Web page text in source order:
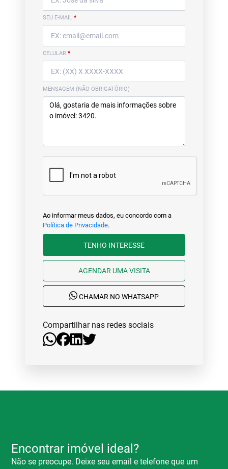
SEU E-MAIL *
CELULAR *
MENSAGEM (NÃO OBRIGATÓRIO)
Ao informar meus dados, eu concordo com a
Política de Privacidade.
TENHO INTERESSE
AGENDAR UMA VISITA
CHAMAR NO WHATSAPP
Compartilhar nas redes sociais
Encontrar imóvel ideal?
Não se preocupe. Deixe seu email e telefone que um